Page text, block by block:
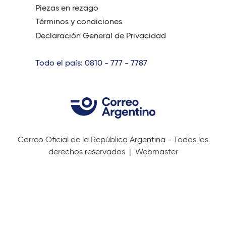
Piezas en rezago
Términos y condiciones
Declaración General de Privacidad
Todo el país: 0810 - 777 - 7787
Correo Oficial de la República Argentina - Todos los
derechos reservados | Webmaster